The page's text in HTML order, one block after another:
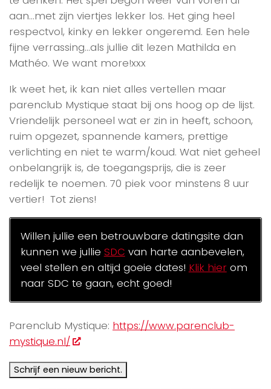
aan…met zijn viertjes lekker los. Het ging heel
respectvol, kinky en lekker ongeremd. Een hele
fijne verrassing…als jullie dit lezen Mathilda en
Mathéo. We want more!xxx
Ik weet het, ik kan niet alles vertellen maar
parenclub Mystique staat bij ons hoog op de lijst.
Vriendelijk personeel wat er zin in heeft, schoon,
ruim opgezet, spannende kamers, prettige
verlichting en niet te warm/koud. Wat niet geheel
onbelangrijk is, de toegangsprijs, die is zeer
redelijk te noemen. 70 piek voor minstens 8 uur
vertier! Tot ziens!
Willen jullie een betrouwbare datingsite dan
kunnen we jullie SDC van harte aanbevelen,
veel stellen en altijd goeie dates! Klik hierom
naar SDC te gaan, echt goed!
Parenclub Mystique: https://www.parenclub-
mystique.nl/